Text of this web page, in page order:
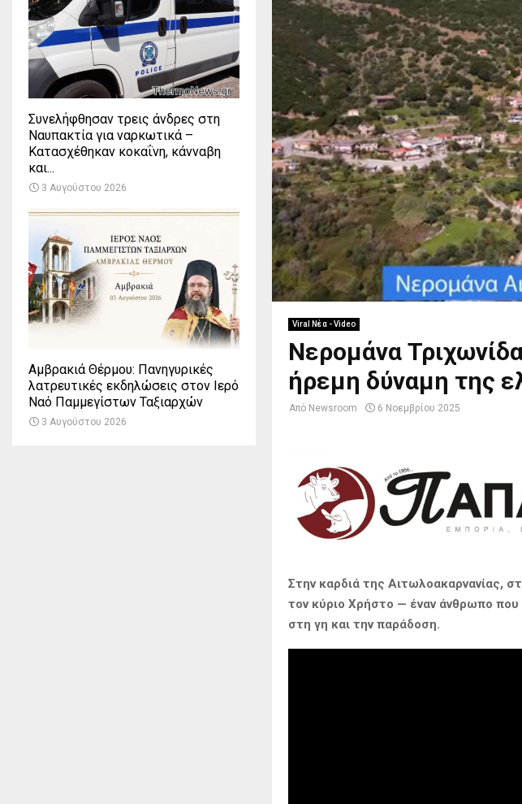
Viral Νέα - Video
Νερομάνα
ήρεμη δύναμη της
Από Newsroom 6 Νοεμβρίου 2025
Στην καρδιά της Αιτωλοακαρνανίας,
τον κύριο Χρήστο — έναν άνθρωπο που
στη γη και την παράδοση.
Συνελήφθησαν τρεις άνδρες στη
Ναυπακτία για ναρκωτικά –
Κατασχέθηκαν κοκαΐνη, κάνναβη
και...
3 Αυγούστου 2026
Αμβρακιά Θέρμου: Πανηγυρικές
λατρευτικές εκδηλώσεις στον Ιερό
Ναό Παμμεγίστων Ταξιαρχών
3 Αυγούστου 2026